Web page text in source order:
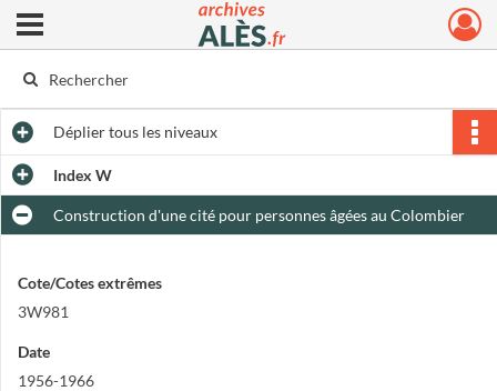
Archives municipales d'Alès
Ouvrir le menu déroulant
Dépliertous les niveaux
Index W
Construction d'une cité pour personnes âgées au Colombier
Cote/Cotes extrêmes
3W981
Date
1956-1966